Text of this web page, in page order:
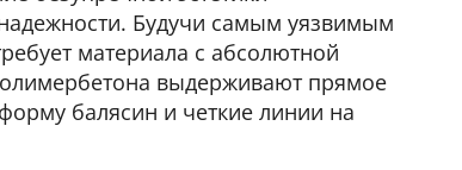
Будучи самым уязвимым
материала с абсолютной
выдерживают прямое
балясин и четкие линии на